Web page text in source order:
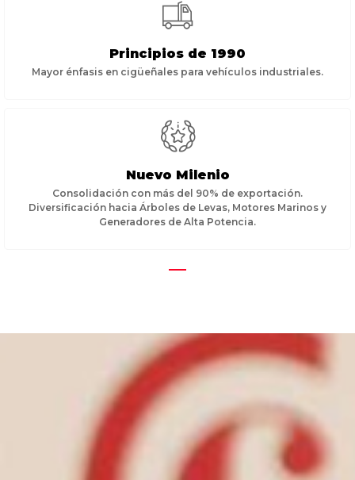
Principios de 1990
Mayor énfasis en cigüeñales para vehículos industriales.
Nuevo Milenio
Consolidación con más del 90% de exportación.
Diversificación hacia Árboles de Levas, Motores Marinos y
Generadores de Alta Potencia.